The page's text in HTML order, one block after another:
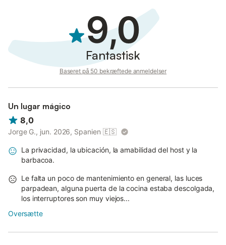
9,0
Fantastisk
Baseret på 50 bekræftede anmeldelser
Un lugar mágico
8,0
Jorge G., jun. 2026, Spanien 🇪🇸
La privacidad, la ubicación, la amabilidad del host y la
barbacoa.
Le falta un poco de mantenimiento en general, las luces
parpadean, alguna puerta de la cocina estaba descolgada,
los interruptores son muy viejos...
Oversætte